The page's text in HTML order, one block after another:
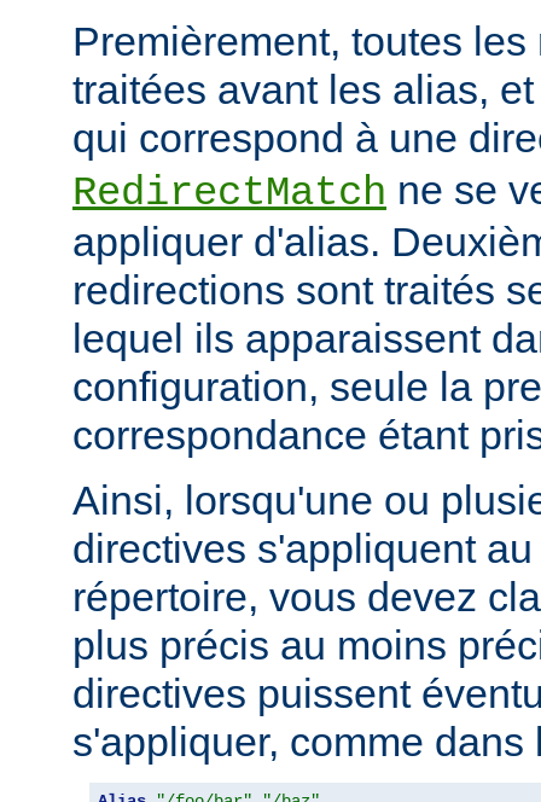
Premièrement, toutes
traitées avant les alias,
qui correspond à une
RedirectMatch ne se
appliquer d'alias.
redirections sont traités
lequel ils apparaissent
configuration, seule la
correspondance étant
Ainsi, lorsqu'une ou
directives s'appliquent
répertoire, vous devez
plus précis au moins
directives puissent
s'appliquer, comme